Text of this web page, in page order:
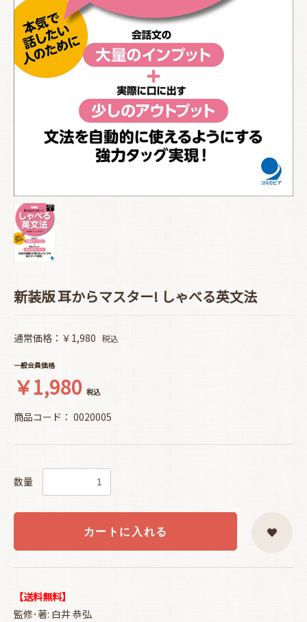
新装版 耳からマスター! しゃべる英文法
通常価格：￥1,980 税込
一般会員価格
￥1,980 税込
商品コード： 0020005
数量
カートに入れる
【送料無料】
監修･著: 白井 恭弘